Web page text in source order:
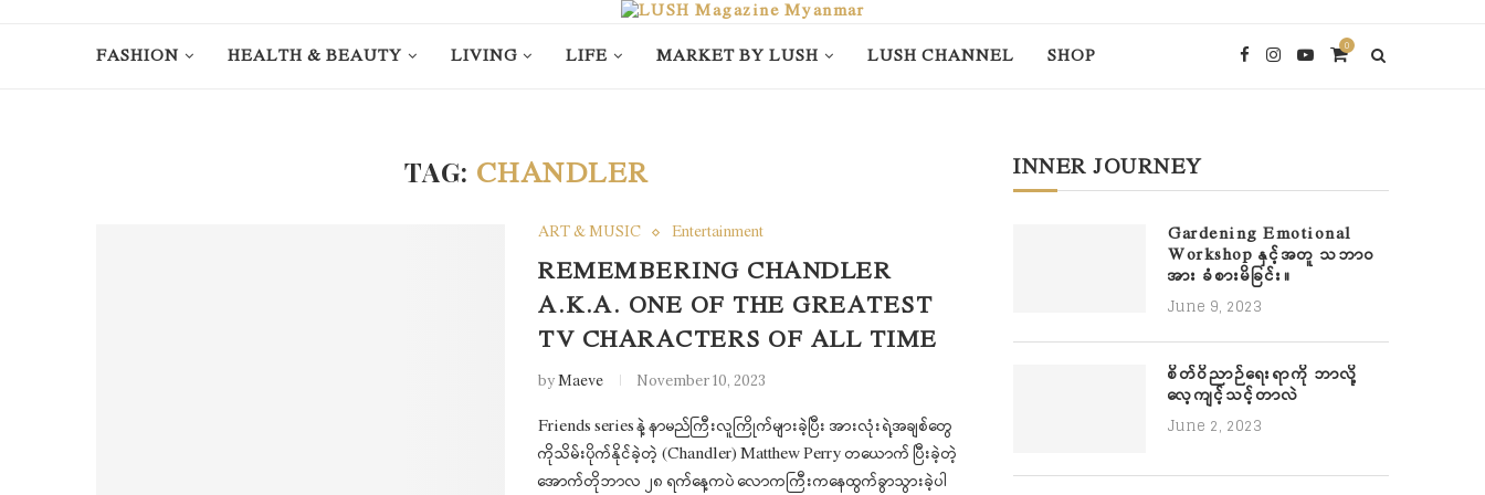
FASHION HEALTH & BEAUTY LIVING LIFE MARKET BY LUSH LUSH CHANNEL SHOP 0
TAG: CHANDLER
ART & MUSIC Entertainment
REMEMBERING CHANDLER
A.K.A. ONE OF THE GREATEST
TV CHARACTERS OF ALL TIME
byMaeve November 10, 2023
Friends series နဲ့ နာမည်ကြီးလူကြိုက်များခဲ့ပြီး အားလုံးရဲ့အချစ်တွေ
ကိုသိမ်းပိုက်နိုင်ခဲ့တဲ့ (Chandler) Matthew Perry တယောက် ပြီးခဲ့တဲ့
အောက်တိုဘာလ ၂၈ ရက်နေ့ကပဲ လောကကြီးကနေထွက်ခွာသွားခဲ့ပါ
INNER JOURNEY
Gardening Emotional
Workshop နှင့်အတူ သဘာဝ
အား ခံစားမိခြင်း။
June 9, 2023
စိတ်ဝိညာဉ်ရေးရာကို ဘာလို့
လေ့ကျင့်သင့်တာလဲ
June 2, 2023